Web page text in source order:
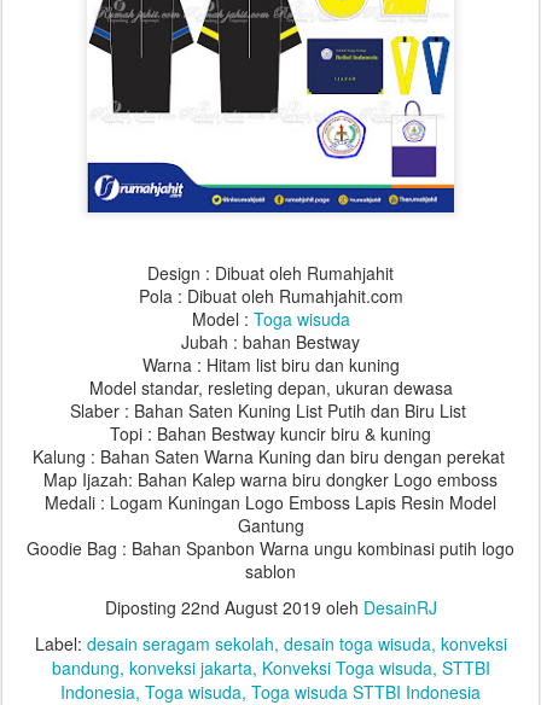
Design : Dibuat oleh Rumahjahit
Pola : Dibuat oleh Rumahjahit.com
Model : Toga wisuda
Jubah : bahan Bestway
Warna : Hitam list biru dan kuning
Model standar, resleting depan, ukuran dewasa
Slaber : Bahan Saten Kuning List Putih dan Biru List
Topi : Bahan Bestway kuncir biru & kuning
Kalung : Bahan Saten Warna Kuning dan biru dengan perekat
Map Ijazah: Bahan Kalep warna biru dongker Logo emboss
Medali : Logam Kuningan Logo Emboss Lapis Resin Model
Gantung
Goodie Bag : Bahan Spanbon Warna ungu kombinasi putih logo
sablon
Diposting 22nd August 2019 oleh DesainRJ
Label: desain seragam sekolah desain toga wisuda konveksi
bandung konveksi jakarta Konveksi Toga wisuda STTBI
Indonesia Toga wisuda Toga wisuda STTBI Indonesia